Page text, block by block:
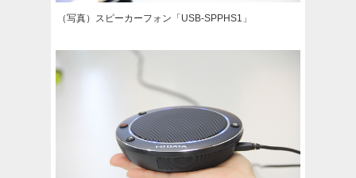
（写真）スピーカーフォン「USB-SPPHS1」